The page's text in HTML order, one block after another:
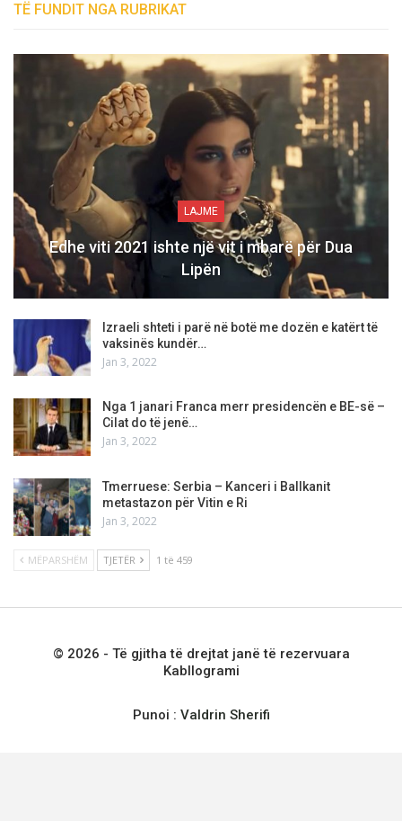
TË FUNDIT NGA RUBRIKAT
LAJME
Edhe viti 2021 ishte një vit i mbarë për Dua
Lipën
Izraeli shteti i parë në botë me dozën e katërt të
vaksinës kundër…
Jan 3, 2022
Nga 1 janari Franca merr presidencën e BE-së –
Cilat do të jenë…
Jan 3, 2022
Tmerruese: Serbia – Kanceri i Ballkanit
metastazon për Vitin e Ri
Jan 3, 2022
MËPARSHËM TJETËR 1 të 459
© 2026 - Të gjitha të drejtat janë të rezervuara
Kabllogrami
Punoi : Valdrin Sherifi